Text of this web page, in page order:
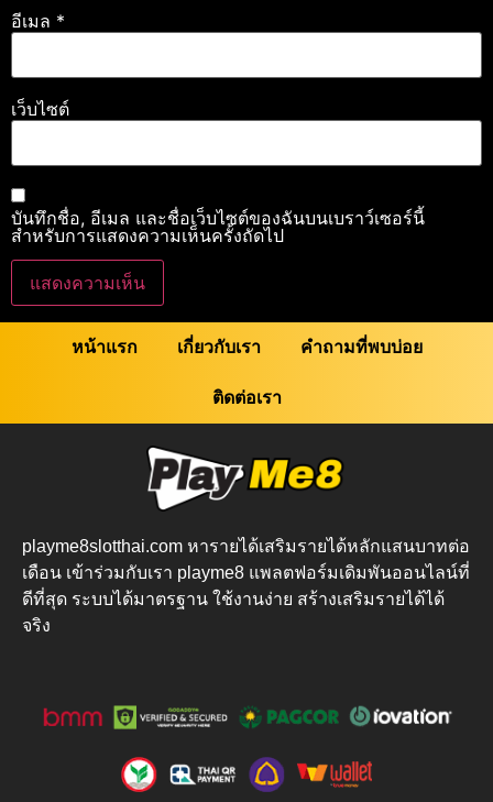
อีเมล *
เว็บไซต์
บันทึกชื่อ, อีเมล และชื่อเว็บไซต์ของฉันบนเบราว์เซอร์นี้
สำหรับการแสดงความเห็นครั้งถัดไป
หน้าแรก เกี่ยวกับเรา คำถามที่พบบ่อย
ติดต่อเรา
playme8slotthai.com หารายได้เสริมรายได้หลักแสนบาทต่อ
เดือน เข้าร่วมกับเรา playme8 แพลตฟอร์มเดิมพันออนไลน์ที่
ดีที่สุด ระบบได้มาตรฐาน ใช้งานง่าย สร้างเสริมรายได้ได้
จริง